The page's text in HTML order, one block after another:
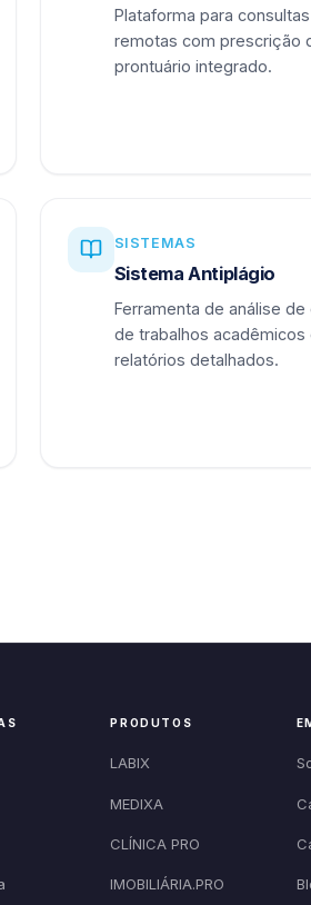
Plataforma para
remotas com prescrição
prontuário integrado.
SISTEMAS
Sistema Antiplágio
Ferramenta de análise de
de trabalhos acadêmicos
relatórios detalhados.
PRODUTOS
LABIX
MEDIXA
CLÍNICA PRO
IMOBILIÁRIA.PRO